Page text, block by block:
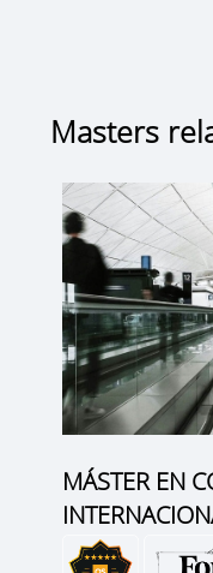
Masters
MÁSTER EN